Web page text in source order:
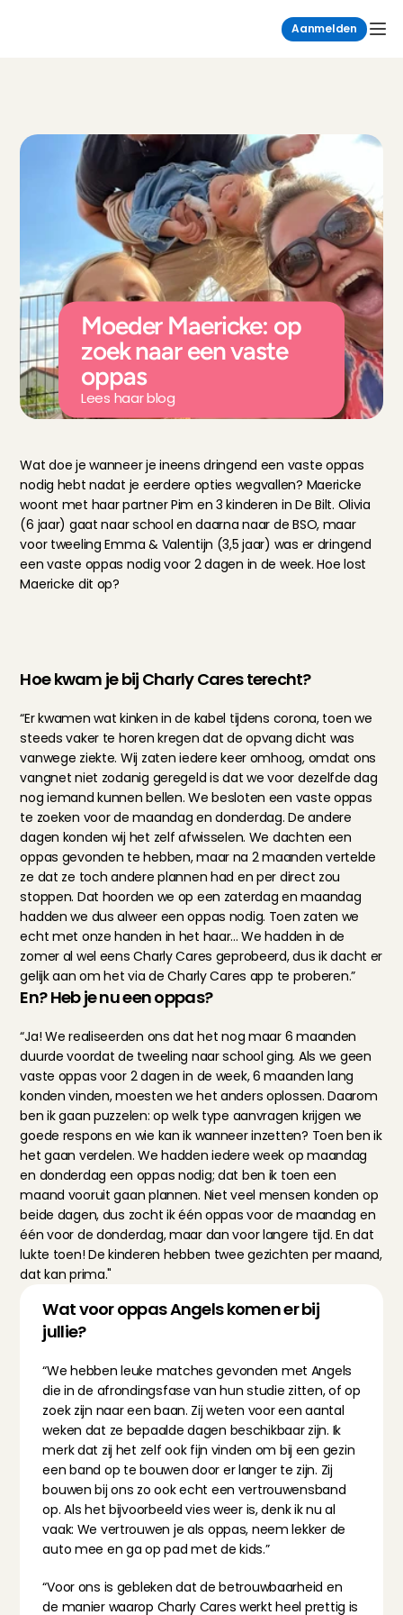
Aanmelden
Moeder Maericke: op
zoek naar een vaste
oppas
Lees haar blog
Wat doe je wanneer je ineens dringend een vaste oppas
nodig hebt nadat je eerdere opties wegvallen? Maericke
woont met haar partner Pim en 3 kinderen in De Bilt. Olivia
(6 jaar) gaat naar school en daarna naar de BSO, maar
voor tweeling Emma & Valentijn (3,5 jaar) was er dringend
een vaste oppas nodig voor 2 dagen in de week. Hoe lost
Maericke dit op?
Hoe kwam je bij Charly Cares terecht?
“Er kwamen wat kinken in de kabel tijdens corona, toen we
steeds vaker te horen kregen dat de opvang dicht was
vanwege ziekte. Wij zaten iedere keer omhoog, omdat ons
vangnet niet zodanig geregeld is dat we voor dezelfde dag
nog iemand kunnen bellen. We besloten een vaste oppas
te zoeken voor de maandag en donderdag. De andere
dagen konden wij het zelf afwisselen. We dachten een
oppas gevonden te hebben, maar na 2 maanden vertelde
ze dat ze toch andere plannen had en per direct zou
stoppen. Dat hoorden we op een zaterdag en maandag
hadden we dus alweer een oppas nodig. Toen zaten we
echt met onze handen in het haar... We hadden in de
zomer al wel eens Charly Cares geprobeerd, dus ik dacht er
gelijk aan om het via de Charly Cares app te proberen.”
En? Heb je nu een oppas?
“Ja! We realiseerden ons dat het nog maar 6 maanden
duurde voordat de tweeling naar school ging. Als we geen
vaste oppas voor 2 dagen in de week, 6 maanden lang
konden vinden, moesten we het anders oplossen. Daarom
ben ik gaan puzzelen: op welk type aanvragen krijgen we
goede respons en wie kan ik wanneer inzetten? Toen ben ik
het gaan verdelen. We hadden iedere week op maandag
en donderdag een oppas nodig; dat ben ik toen een
maand vooruit gaan plannen. Niet veel mensen konden op
beide dagen, dus zocht ik één oppas voor de maandag en
één voor de donderdag, maar dan voor langere tijd. En dat
lukte toen! De kinderen hebben twee gezichten per maand,
dat kan prima."
Wat voor oppas Angels komen er bij
jullie?
“We hebben leuke matches gevonden met Angels
die in de afrondingsfase van hun studie zitten, of op
zoek zijn naar een baan. Zij weten voor een aantal
weken dat ze bepaalde dagen beschikbaar zijn. Ik
merk dat zij het zelf ook fijn vinden om bij een gezin
een band op te bouwen door er langer te zijn. Zij
bouwen bij ons zo ook echt een vertrouwensband
op. Als het bijvoorbeeld vies weer is, denk ik nu al
vaak: We vertrouwen je als oppas, neem lekker de
auto mee en ga op pad met de kids.”
“Voor ons is gebleken dat de betrouwbaarheid en
de manier waarop Charly Cares werkt heel prettig is